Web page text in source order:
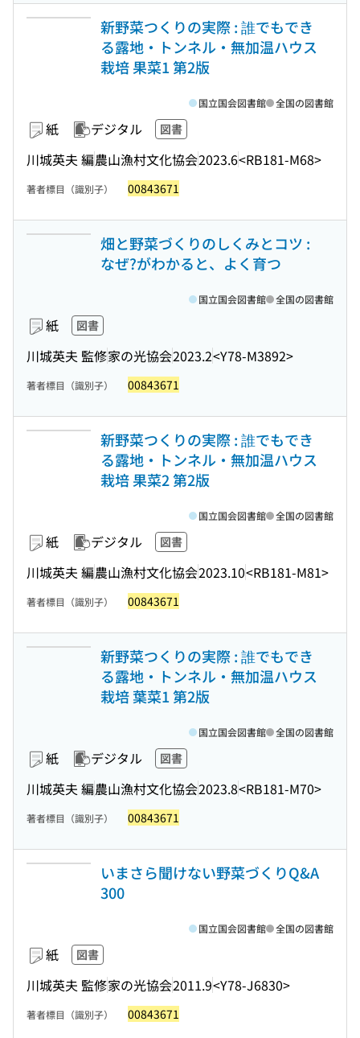
新野菜つくりの実際 : 誰でもでき
る露地・トンネル・無加温ハウス
栽培 果菜1 第2版
紙 デジタル 図書
川城英夫 編農山漁村文化協会2023.6<RB181-M68>
国立国会図書館 全国の図書館
著者標目（識別子） 00843671
畑と野菜づくりのしくみとコツ :
なぜ?がわかると、よく育つ
紙 図書
川城英夫 監修家の光協会2023.2<Y78-M3892>
国立国会図書館 全国の図書館
著者標目（識別子） 00843671
新野菜つくりの実際 : 誰でもでき
る露地・トンネル・無加温ハウス
栽培 果菜2 第2版
紙 デジタル 図書
川城英夫 編農山漁村文化協会2023.10<RB181-M81>
国立国会図書館 全国の図書館
著者標目（識別子） 00843671
新野菜つくりの実際 : 誰でもでき
る露地・トンネル・無加温ハウス
栽培 葉菜1 第2版
紙 デジタル 図書
川城英夫 編農山漁村文化協会2023.8<RB181-M70>
国立国会図書館 全国の図書館
著者標目（識別子） 00843671
いまさら聞けない野菜づくりQ&A
300
紙 図書
川城英夫 監修家の光協会2011.9<Y78-J6830>
国立国会図書館 全国の図書館
著者標目（識別子） 00843671